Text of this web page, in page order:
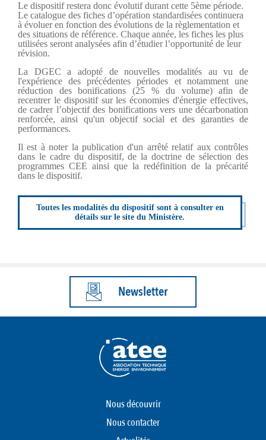
Le dispositif restera donc évolutif durant cette 5ème période.
Le catalogue des fiches d’opération standardisées continuera
à évoluer en fonction des évolutions de la règlementation et
des situations de référence. Chaque année, les fiches les plus
utilisées seront analysées afin d’étudier l’opportunité de leur
révision.
La DGEC a adopté de nouvelles modalités au vu de
l'expérience des précédentes périodes et notamment une
réduction des bonifications (25 % du volume) afin de
recentrer le dispositif sur les économies d'énergie effectives,
de cadrer l’objectif des bonifications vers une décarbonation
renforcée, ainsi qu'un objectif social et des garanties de
performances.
Il est à noter la publication d'un arrêté relatif aux contrôles
dans le cadre du dispositif, de la doctrine de sélection des
programmes CEE ainsi que la redéfinition de la précarité
dans le dispositif.
Toutes les modalités du dispositif sont à consulter en
détails sur le site du Ministère.
Newsletter
Nous découvrir
Nous contacter